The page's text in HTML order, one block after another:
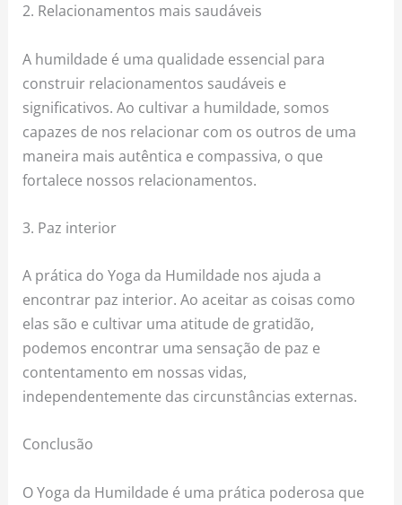
2. Relacionamentos mais saudáveis
A humildade é uma qualidade essencial para
construir relacionamentos saudáveis e
significativos. Ao cultivar a humildade, somos
capazes de nos relacionar com os outros de uma
maneira mais autêntica e compassiva, o que
fortalece nossos relacionamentos.
3. Paz interior
A prática do Yoga da Humildade nos ajuda a
encontrar paz interior. Ao aceitar as coisas como
elas são e cultivar uma atitude de gratidão,
podemos encontrar uma sensação de paz e
contentamento em nossas vidas,
independentemente das circunstâncias externas.
Conclusão
O Yoga da Humildade é uma prática poderosa que